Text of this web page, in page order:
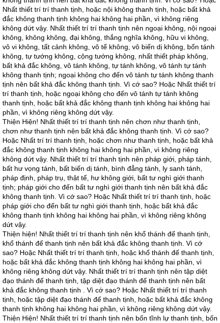
Nhất thiết trí trí thanh tịnh, hoặc nội không thanh tịnh, hoặc bất khả
đắc không thanh tịnh không hai không hai phần, vì không riêng
không dứt vậy. Nhất thiết trí trí thanh tịnh nên ngoại không, nội ngoại
không, không không, đại không, thắng nghĩa không, hữu vi không,
vô vi không, tất cảnh không, vô tế không, vô biến dị không, bốn tánh
không, tự tướng không, cộng tướng không, nhất thiết pháp không,
bất khả đắc không, vô tánh không, tự tánh không, vô tánh tự tánh
không thanh tịnh; ngoại không cho đến vô tánh tự tánh không thanh
tịnh nên bất khả đắc không thanh tịnh. Vì cớ sao? Hoặc Nhất thiết trí
trí thanh tịnh, hoặc ngoại không cho đến vô tánh tự tánh không
thanh tịnh, hoặc bất khả đắc không thanh tịnh không hai không hai
phần, vì không riêng không dứt vậy.
Thiện Hiện! Nhất thiết trí trí thanh tịnh nên chơn như thanh tịnh,
chơn như thanh tịnh nên bất khả đắc không thanh tịnh. Vì cớ sao?
Hoặc Nhất trí trí thanh tịnh, hoặc chơn như thanh tịnh, hoặc bất khả
đắc không thanh tịnh không hai không hai phần, vì không riêng
không dứt vậy. Nhất thiết trí trí thanh tịnh nên pháp giới, pháp tánh,
bất hư vọng tánh, bất biến dị tánh, bình đẳng tánh, ly sanh tánh,
pháp định, pháp trụ, thật tế, hư không giới, bất tư nghì giới thanh
tịnh; pháp giới cho đến bất tư nghì giới thanh tịnh nên bất khả đắc
không thanh tịnh. Vì cớ sao? Hoặc Nhất thiết trí trí thanh tịnh, hoặc
pháp giới cho đến bất tư nghì giới thanh tịnh, hoặc bất khả đắc
không thanh tịnh không hai không hai phần, vì không riêng không
dứt vậy.
Thiện hiện! Nhất thiết trí trí thanh tịnh nên khổ thánh đế thanh tịnh,
khổ thánh đế thanh tịnh nên bất khả đắc không thanh tịnh. Vì cớ
sao? Hoặc Nhất thiết trí trí thanh tịnh, hoặc khổ thánh đế thanh tịnh,
hoặc bất khả đắc không thanh tịnh không hai không hai phần, vì
không riêng không dứt vậy. Nhất thiết trí trí thanh tịnh nên tập diệt
đạo thánh đế thanh tịnh, tập diệt đạo thánh đế thanh tịnh nên bất
khả đắc không thanh tịnh . Vì cớ sao? Hoặc Nhất thiết trí trí thanh
tịnh, hoặc tập diệt đạo thánh đế thanh tịnh, hoặc bất khả đắc không
thanh tịnh không hai không hai phần, vì không riêng không dứt vậy.
Thiện Hiện! Nhất thiết trí trí thanh tịnh nên bốn tĩnh lự thanh tịnh, bốn